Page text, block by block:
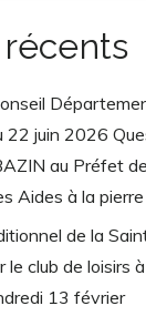
22 juin 2026
au Préfet
Aides à la pierre
de la
le club de loisirs
13 février